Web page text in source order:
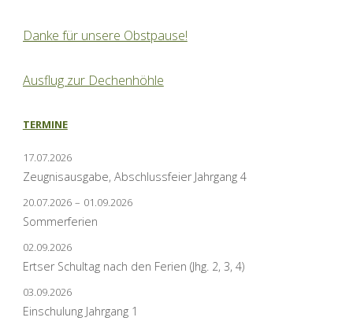
Danke für unsere Obstpause!
Ausflug zur Dechenhöhle
TERMINE
17.07.2026
Zeugnisausgabe, Abschlussfeier Jahrgang 4
20.07.2026 – 01.09.2026
Sommerferien
02.09.2026
Ertser Schultag nach den Ferien (Jhg. 2, 3, 4)
03.09.2026
Einschulung Jahrgang 1